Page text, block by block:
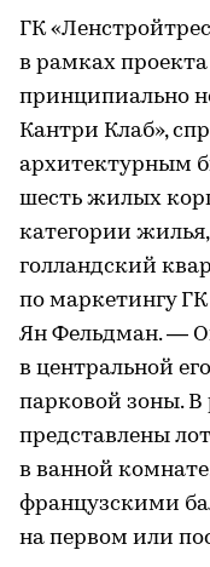
ГК
в рамках
принципиально
Кантри Клаб»,
архитектурным
шесть жилых
категории
голландский
по маркетингу
Ян Фельдман. —
в центральной
парковой зоны.
представлены
в ванной
французскими
на первом или